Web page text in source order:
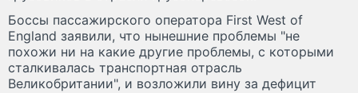
Боссы пассажирского оператора First West of
England заявили, что нынешние проблемы "не
похожи ни на какие другие проблемы, с которыми
сталкивалась транспортная отрасль
Великобритании", и возложили вину за дефицит